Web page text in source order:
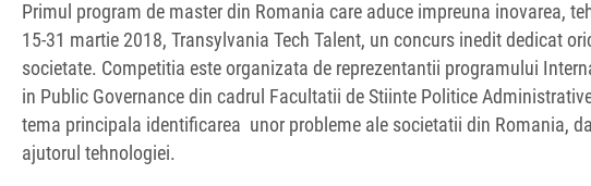
Primul program de master din Romania care aduce impreuna inovarea,
15-31 martie 2018, Transylvania Tech Talent, un concurs inedit dedicat
societate. Competitia este organizata de reprezentantii programului
in Public Governance din cadrul Facultatii de Stiinte Politice
tema principala identificarea unor probleme ale societatii din Romania,
ajutorul tehnologiei.